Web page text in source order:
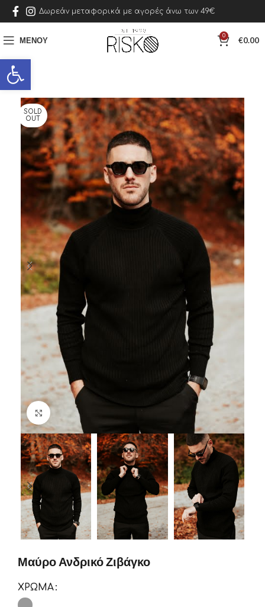
Ανοίξτε τη γραμμή εργαλείων
Δωρεάν μεταφορικά με αγορές άνω των 49€
ΜΕΝΟΎ 0 €0.00
SOLD
OUT
Click to enlarge
Μαύρο Ανδρικό Ζιβάγκο
ΧΡΏΜΑ